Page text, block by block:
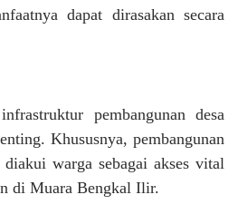
dapat dirasakan secara
pembangunan desa
Khususnya, pembangunan
warga sebagai akses vital
di Muara Bengkal Ilir.